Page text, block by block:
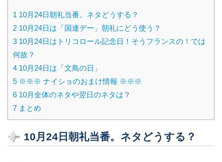
1 10月24日朝礼当番。ネタどうする？
2 10月24日は「国連デー」朝礼にどう使う？
3 10月24日はトリコロール記念日！そうフランスの！では
何故？
4 10月24日は「文鳥の日」
5 ※※※ ナイショのおまけ情報 ※※※
6 10月全体のネタや翌日のネタは？
7 まとめ
10月24日朝礼当番。ネタどうする？